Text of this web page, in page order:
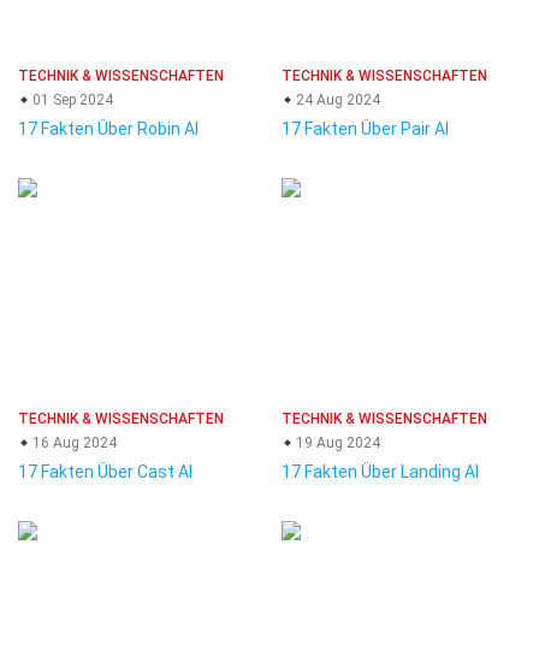
TECHNIK & WISSENSCHAFTEN
01 Sep 2024
17 Fakten Über Robin AI
TECHNIK & WISSENSCHAFTEN
24 Aug 2024
17 Fakten Über Pair AI
TECHNIK & WISSENSCHAFTEN
16 Aug 2024
17 Fakten Über Cast AI
TECHNIK & WISSENSCHAFTEN
19 Aug 2024
17 Fakten Über Landing AI